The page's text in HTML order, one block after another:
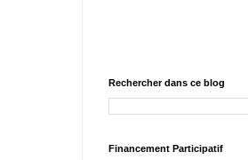
Rechercher dans ce blog
Financement Participatif